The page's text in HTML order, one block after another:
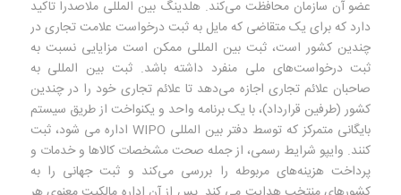
عضو آن سازمان محافظت می‌کند. هلدینگ بین المللی ملاصدرا تاکید
دارد که برای یک متقاضی که مایل به ثبت درخواست علامت تجاری در
چندین کشور است، ثبت بین المللی ممکن است مزایایی نسبت به
ثبت درخواست‌های ملی منفرد داشته باشد. ثبت بین المللی به
صاحبان علائم تجاری اجازه می‌دهد تا علائم تجاری خود را در چندین
کشور (طرفین قرارداد)، با یک برنامه واحد و یکنواخت از طریق سیستم
بایگانی متمرکز که توسط دفتر بین المللی WIPO اداره می شود، ثبت
کنند. وایپو شرایط رسمی، از جمله صحت مشخصات کالاها و خدمات و
پرداخت هزینه‌های مربوطه را بررسی می‌کند و ثبت جهانی را به